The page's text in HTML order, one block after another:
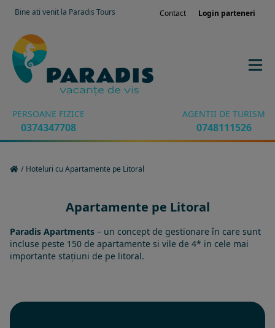
Bine ati venit la Paradis Tours Contact Login parteneri
PERSOANE FIZICE
0374347708
AGENTII DE TURISM
0748111526
/ Hoteluri cu Apartamente pe Litoral
Apartamente pe Litoral
Paradis Apartments – un concept de gestionare în care sunt
incluse peste 150 de apartamente si vile de 4* in cele mai
importante stațiuni de pe litoral.